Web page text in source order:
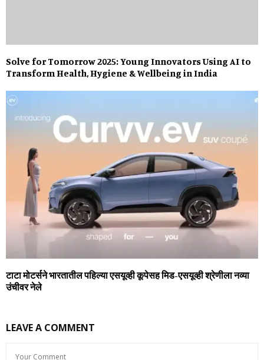
Solve for Tomorrow 2025: Young Innovators Using AI to
Transform Health, Hygiene & Wellbeing in India
टाटा मोटर्सने भारतातील पहिल्‍या एसयूव्‍ही कूपेसह मिड-एसयूव्‍ही श्रेणीला नव्‍या
उंचीवर नेले
LEAVE A COMMENT